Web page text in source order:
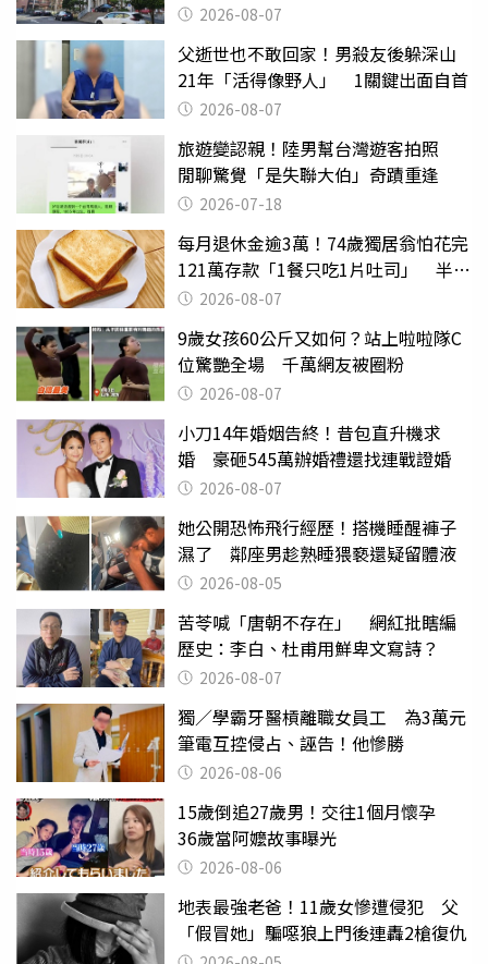
2026-08-07
父逝世也不敢回家！男殺友後躲深山
21年「活得像野人」 1關鍵出面自首
2026-08-07
旅遊變認親！陸男幫台灣遊客拍照
閒聊驚覺「是失聯大伯」奇蹟重逢
2026-07-18
每月退休金逾3萬！74歲獨居翁怕花完
121萬存款「1餐只吃1片吐司」 半年
後暴瘦嚇壞女兒
2026-08-07
9歲女孩60公斤又如何？站上啦啦隊C
位驚艷全場 千萬網友被圈粉
2026-08-07
小刀14年婚姻告終！昔包直升機求
婚 豪砸545萬辦婚禮還找連戰證婚
2026-08-07
她公開恐怖飛行經歷！搭機睡醒褲子
濕了 鄰座男趁熟睡猥褻還疑留體液
2026-08-05
苦苓喊「唐朝不存在」 網紅批瞎編
歷史：李白、杜甫用鮮卑文寫詩？
2026-08-07
獨／學霸牙醫槓離職女員工 為3萬元
筆電互控侵占、誣告！他慘勝
2026-08-06
15歲倒追27歲男！交往1個月懷孕
36歲當阿嬤故事曝光
2026-08-06
地表最強老爸！11歲女慘遭侵犯 父
「假冒她」騙噁狼上門後連轟2槍復仇